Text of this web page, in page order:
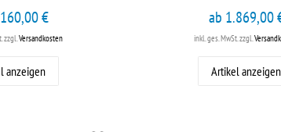
€
zzgl.Versandkosten
anzeigen
ab 1.869,00
inkl. ges. MwSt.zzgl.
Artikel anzeigen